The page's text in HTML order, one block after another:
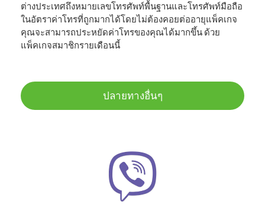
ต่างประเทศถึงหมายเลขโทรศัพท์พื้นฐานและโทรศัพท์มือถือ
ในอัตราค่าโทรที่ถูกมากได้โดยไม่ต้องคอยต่ออายุแพ็คเกจ
คุณจะสามารถประหยัดค่าโทรของคุณได้มากขึ้น ด้วย
แพ็คเกจสมาชิกรายเดือนนี้
ปลายทางอื่นๆ